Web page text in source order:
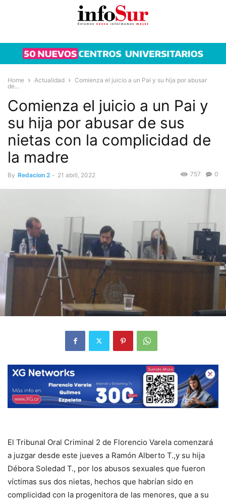
Home Actualidad
Comienza el juicio a un Pai y su hija por abusar
de...
Comienza el juicio a un Pai y
su hija por abusar de sus
nietas con la complicidad de
la madre
By Redacion 2 - 21 abril, 2022 0
757
El Tribunal Oral Criminal 2 de Florencio Varela comenzará
a juzgar desde este jueves a Ramón Alberto T.,y su hija
Débora Soledad T., por los abusos sexuales que fueron
víctimas sus dos nietas, hechos que habrían sido en
complicidad con la progenitora de las menores, que a su